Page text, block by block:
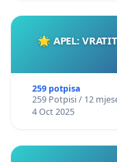
🌟 APEL:
259 potpisa
259 Potpisi / 12
4 Oct 2025